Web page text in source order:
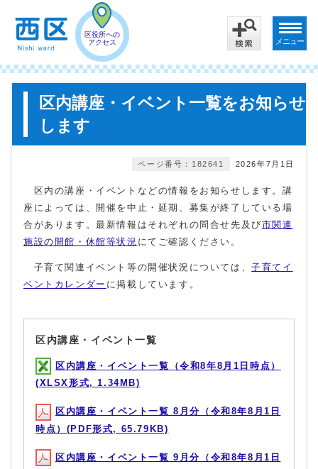
区役所への
アクセス
メニュー
区内講座・イベント一覧をお知らせ
します
2026年7月1日
ページ番号：182641
区内の講座・イベントなどの情報をお知らせします。講
座によっては、開催を中止・延期、募集が終了している場
合があります。最新情報はそれぞれの問合せ先及び市関連
施設の開館・休館等状況 にてご確認ください。
子育て関連イベント等の開催状況については、子育てイ
ベントカレンダー に掲載しています。
区内講座・イベント一覧
区内講座・イベント一覧（令和8年8月1日時点）
(XLSX形式, 1.34MB)
区内講座・イベント一覧 8月分（令和8年8月1日
時点）(PDF形式, 65.79KB)
区内講座・イベント一覧 9月分（令和8年8月1日